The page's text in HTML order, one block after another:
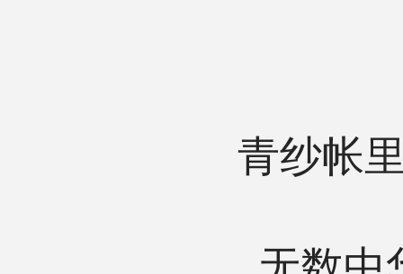
青纱帐